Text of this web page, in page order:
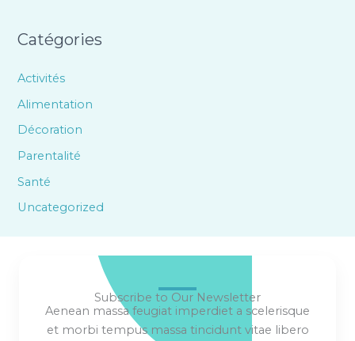
Catégories
Activités
Alimentation
Décoration
Parentalité
Santé
Uncategorized
Subscribe to Our Newsletter
Aenean massa feugiat imperdiet a scelerisque
et morbi tempus massa tincidunt vitae libero